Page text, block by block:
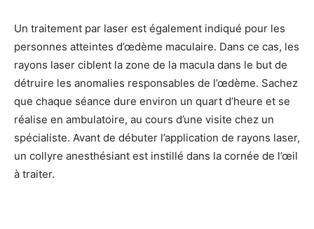
Un traitement par laser est également indiqué pour les
personnes atteintes d’œdème maculaire. Dans ce cas, les
rayons laser ciblent la zone de la macula dans le but de
détruire les anomalies responsables de l’œdème. Sachez
que chaque séance dure environ un quart d’heure et se
réalise en ambulatoire, au cours d’une visite chez un
spécialiste. Avant de débuter l’application de rayons laser,
un collyre anesthésiant est instillé dans la cornée de l’œil
à traiter.